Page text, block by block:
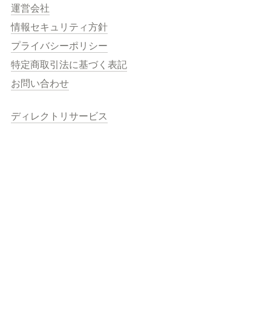
運営会社
情報セキュリティ方針
プライバシーポリシー
特定商取引法に基づく表記
お問い合わせ
ディレクトリサービス